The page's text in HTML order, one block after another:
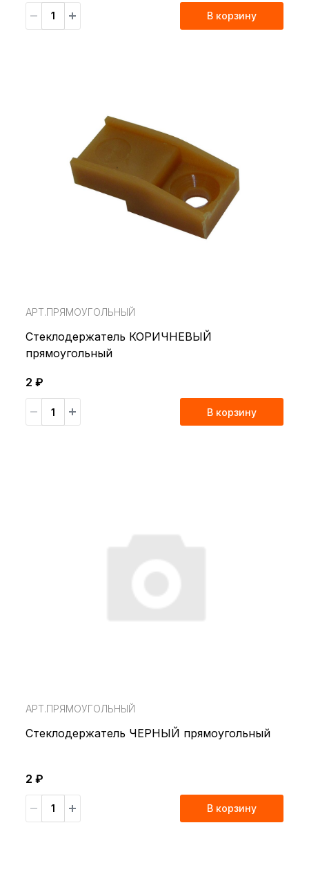
В корзину
АРТ.ПРЯМОУГОЛЬНЫЙ
Стеклодержатель КОРИЧНЕВЫЙ
прямоугольный
2 ₽
В корзину
АРТ.ПРЯМОУГОЛЬНЫЙ
Стеклодержатель ЧЕРНЫЙ прямоугольный
2 ₽
В корзину